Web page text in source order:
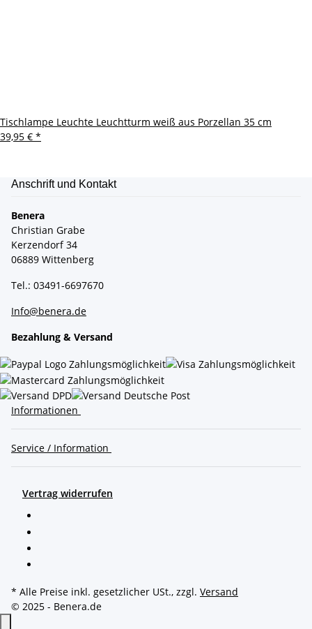
Tischlampe Leuchte Leuchtturm weiß aus Porzellan 35 cm
39,95 € *
Anschrift und Kontakt
Benera
Christian Grabe
Kerzendorf 34
06889 Wittenberg
Tel.: 03491-6697670
Info@benera.de
Bezahlung & Versand
Informationen
Service / Information
Vertrag widerrufen
* Alle Preise inkl. gesetzlicher USt., zzgl. Versand
© 2025 - Benera.de